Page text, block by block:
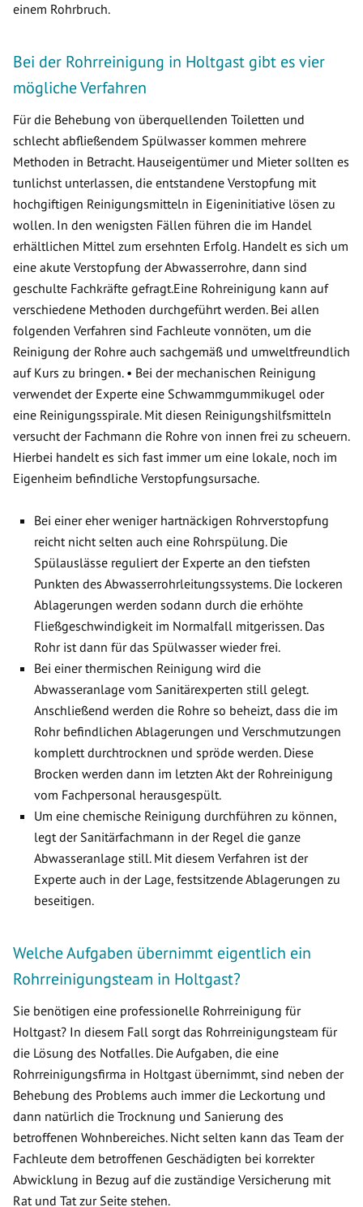
einem Rohrbruch.
Bei der Rohrreinigung in Holtgast gibt es vier
mögliche Verfahren
Für die Behebung von überquellenden Toiletten und
schlecht abfließendem Spülwasser kommen mehrere
Methoden in Betracht. Hauseigentümer und Mieter sollten es
tunlichst unterlassen, die entstandene Verstopfung mit
hochgiftigen Reinigungsmitteln in Eigeninitiative lösen zu
wollen. In den wenigsten Fällen führen die im Handel
erhältlichen Mittel zum ersehnten Erfolg. Handelt es sich um
eine akute Verstopfung der Abwasserrohre, dann sind
geschulte Fachkräfte gefragt.Eine Rohreinigung kann auf
verschiedene Methoden durchgeführt werden. Bei allen
folgenden Verfahren sind Fachleute vonnöten, um die
Reinigung der Rohre auch sachgemäß und umweltfreundlich
auf Kurs zu bringen. • Bei der mechanischen Reinigung
verwendet der Experte eine Schwammgummikugel oder
eine Reinigungsspirale. Mit diesen Reinigungshilfsmitteln
versucht der Fachmann die Rohre von innen frei zu scheuern.
Hierbei handelt es sich fast immer um eine lokale, noch im
Eigenheim befindliche Verstopfungsursache.
Bei einer eher weniger hartnäckigen Rohrverstopfung
reicht nicht selten auch eine Rohrspülung. Die
Spülauslässe reguliert der Experte an den tiefsten
Punkten des Abwasserrohrleitungssystems. Die lockeren
Ablagerungen werden sodann durch die erhöhte
Fließgeschwindigkeit im Normalfall mitgerissen. Das
Rohr ist dann für das Spülwasser wieder frei.
Bei einer thermischen Reinigung wird die
Abwasseranlage vom Sanitärexperten still gelegt.
Anschließend werden die Rohre so beheizt, dass die im
Rohr befindlichen Ablagerungen und Verschmutzungen
komplett durchtrocknen und spröde werden. Diese
Brocken werden dann im letzten Akt der Rohreinigung
vom Fachpersonal herausgespült.
Um eine chemische Reinigung durchführen zu können,
legt der Sanitärfachmann in der Regel die ganze
Abwasseranlage still. Mit diesem Verfahren ist der
Experte auch in der Lage, festsitzende Ablagerungen zu
beseitigen.
Welche Aufgaben übernimmt eigentlich ein
Rohrreinigungsteam in Holtgast?
Sie benötigen eine professionelle Rohrreinigung für
Holtgast? In diesem Fall sorgt das Rohrreinigungsteam für
die Lösung des Notfalles. Die Aufgaben, die eine
Rohrreinigungsfirma in Holtgast übernimmt, sind neben der
Behebung des Problems auch immer die Leckortung und
dann natürlich die Trocknung und Sanierung des
betroffenen Wohnbereiches. Nicht selten kann das Team der
Fachleute dem betroffenen Geschädigten bei korrekter
Abwicklung in Bezug auf die zuständige Versicherung mit
Rat und Tat zur Seite stehen.